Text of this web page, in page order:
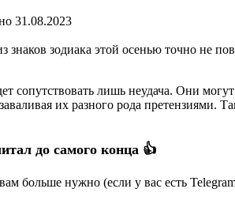
31.08.2023
знаков зодиака этой осенью точно не
сопутствовать лишь неудача. Они
их разного рода
до самого конца 👍
больше нужно (если у вас есть